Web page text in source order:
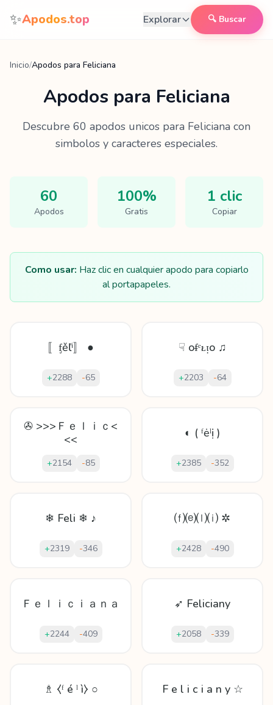
Saltar al contenido
✨Apodos.top Explorar 🔍 Buscar
Inicio/Apodos para Feliciana
Apodos para Feliciana
Descubre 60 apodos unicos para Feliciana con
simbolos y caracteres especiales.
60
Apodos
100%
Gratis
1 clic
Copiar
Como usar: Haz clic en cualquier apodo para copiarlo
al portapapeles.
〚ᶂěľⁱ〛 ●
+2288 -65
☟ oᵮᵉᴌᴉo ♫
+2203 -64
✇ >>>Ｆｅｌｉｃ<
<<
+2154 -85
◐ ( ᶠėˡị )
+2385 -352
❄ Feli ❄ ♪
+2319 -346
⒡⒠⒧⒤ ✲
+2428 -490
Ｆｅｌｉｃｉａｎａ
+2244 -409
➶ Feliciany
+2058 -339
♗ ⧼ᶠ é ˡ ì⧽ ○ F e l i c i a n y ☆